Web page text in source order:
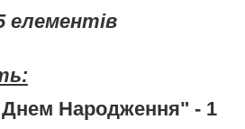
елементів
Днем Народження" - 1